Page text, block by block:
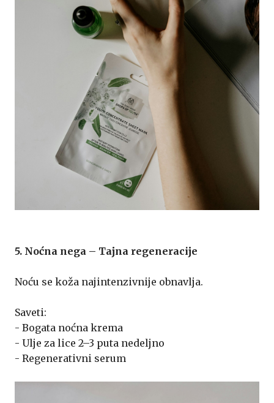
5. Noćna nega – Tajna regeneracije
Noću se koža najintenzivnije obnavlja.
Saveti:
- Bogata noćna krema
- Ulje za lice 2–3 puta nedeljno
- Regenerativni serum